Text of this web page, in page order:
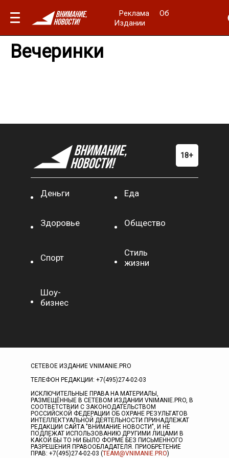
Реклама
Об
Издании
Вечеринки
Деньги Еда
Здоровье Общество
Спорт
Стиль
жизни
Шоу-
бизнес
СЕТЕВОЕ ИЗДАНИЕ VNIMANIE.PRO
ТЕЛЕФОН РЕДАКЦИИ: +7(495)274-02-03
ИСКЛЮЧИТЕЛЬНЫЕ ПРАВА НА МАТЕРИАЛЫ,
РАЗМЕЩЁННЫЕ В СЕТЕВОМ ИЗДАНИИ VNIMANIE.PRO, В
СООТВЕТСТВИИ С ЗАКОНОДАТЕЛЬСТВОМ
РОССИЙСКОЙ ФЕДЕРАЦИИ ОБ ОХРАНЕ РЕЗУЛЬТАТОВ
ИНТЕЛЛЕКТУАЛЬНОЙ ДЕЯТЕЛЬНОСТИ ПРИНАДЛЕЖАТ
РЕДАКЦИИ САЙТА "ВНИМАНИЕ НОВОСТИ", И НЕ
ПОДЛЕЖАТ ИСПОЛЬЗОВАНИЮ ДРУГИМИ ЛИЦАМИ В
КАКОЙ БЫ ТО НИ БЫЛО ФОРМЕ БЕЗ ПИСЬМЕННОГО
РАЗРЕШЕНИЯ ПРАВООБЛАДАТЕЛЯ. ПРИОБРЕТЕНИЕ
ПРАВ: +7(495)274-02-03 (TEAM@VNIMANIE.PRO)